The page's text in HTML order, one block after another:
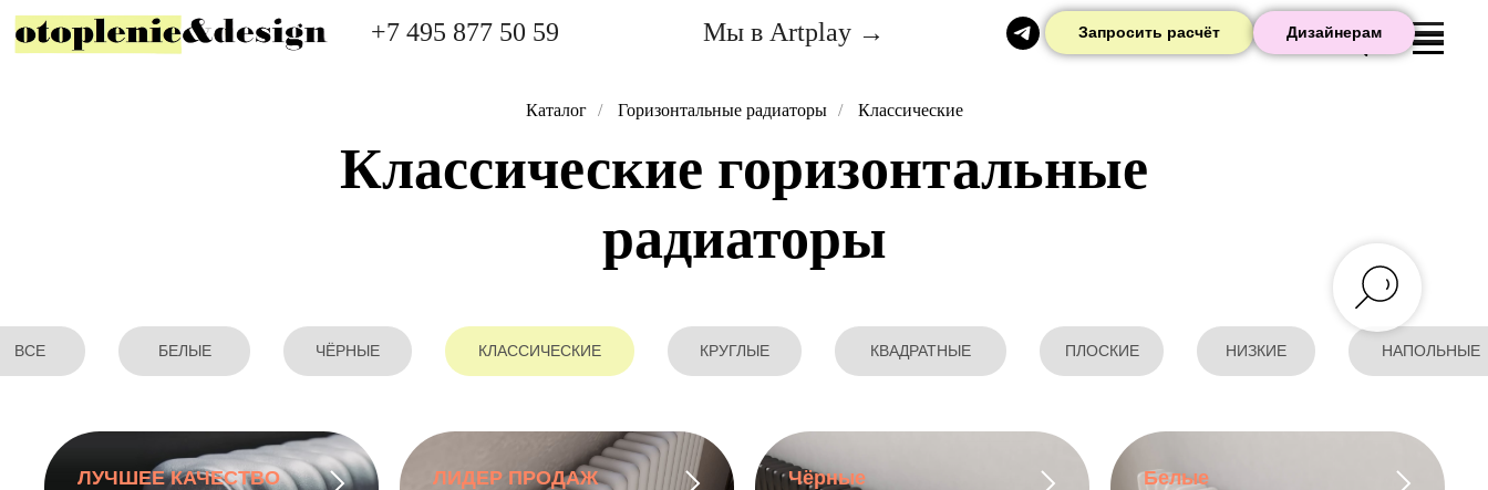
+7 495 877 50 59 Мы в Artplay → Запросить расчёт Дизайнерам
Каталог / Горизонтальные радиаторы / Классические
Классические горизонтальные
радиаторы
ВСЕ БЕЛЫЕ ЧЁРНЫЕ КРУГЛЫЕ КВАДРАТНЫЕ ПЛОСКИЕ НИЗКИЕ НАПОЛЬНЫЕ
КЛАССИЧЕСКИЕ
ЛУЧШЕЕ КАЧЕСТВО
ЛИДЕР ПРОДАЖ
Чёрные
Белые